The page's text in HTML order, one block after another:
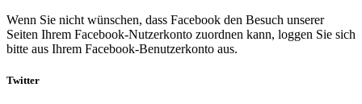
Wenn Sie nicht wünschen, dass Facebook den Besuch unserer
Seiten Ihrem Facebook-Nutzerkonto zuordnen kann, loggen Sie sich
bitte aus Ihrem Facebook-Benutzerkonto aus.
Twitter